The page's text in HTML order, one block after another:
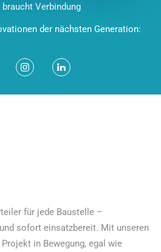
Verbindung
der nächsten Generation:
für jede Baustelle –
sofort einsatzbereit. Mit unseren
in Bewegung, egal wie